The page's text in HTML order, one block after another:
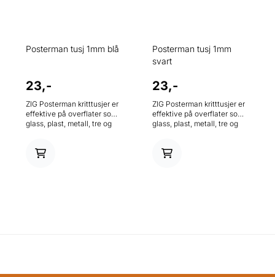
Posterman tusj 1mm blå
23,-
ZIG Posterman kritttusjer er
effektive på overflater som
glass, plast, metall, tre og
gir et krittutseende uten søl.
Posterman tusj 1mm
svart
23,-
ZIG Posterman kritttusjer er
effektive på overflater som
glass, plast, metall, tre og
gir et krittutseende uten søl.